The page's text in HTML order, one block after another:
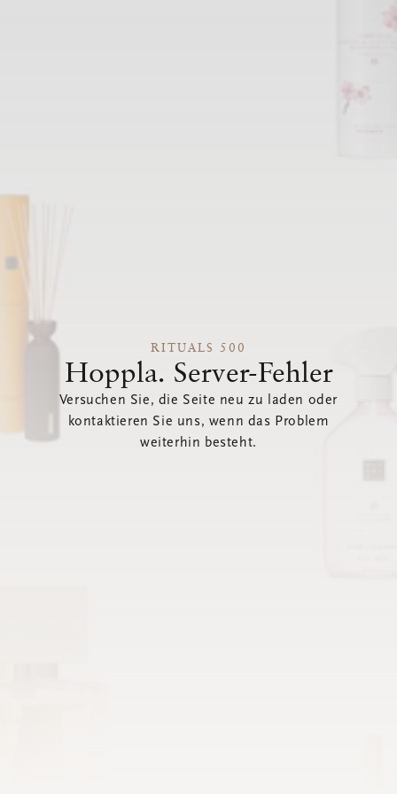
RITUALS 500
Hoppla. Server-Fehler
Versuchen Sie, die Seite neu zu laden oder
kontaktieren Sie uns, wenn das Problem
weiterhin besteht.